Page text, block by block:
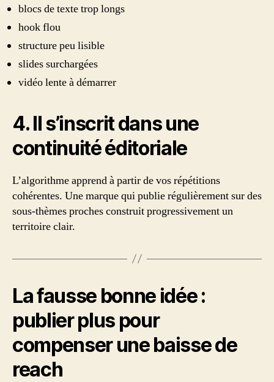
blocs de texte trop longs
hook flou
structure peu lisible
slides surchargées
vidéo lente à démarrer
4. Il s’inscrit dans une
continuité éditoriale
L’algorithme apprend à partir de vos répétitions
cohérentes. Une marque qui publie régulièrement sur des
sous-thèmes proches construit progressivement un
territoire clair.
La fausse bonne idée :
publier plus pour
compenser une baisse de
reach